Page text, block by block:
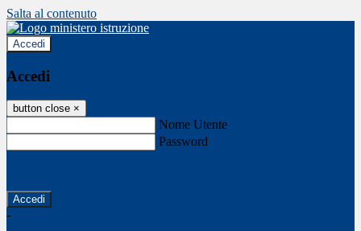
Salta al contenuto
Accedi
Accedi
button close ×
Nome Utente
Password
-